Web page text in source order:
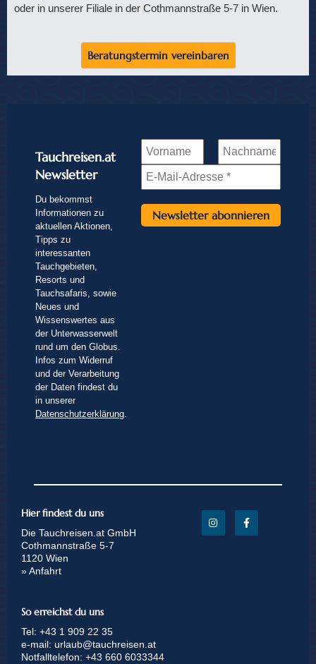
oder in unserer Filiale in der Cothmannstraße 5-7 in Wien.
Beratungstermin vereinbaren
Tauchreisen.at
Newsletter
Du bekommst
Informationen zu
aktuellen Aktionen,
Tipps zu
interessanten
Tauchgebieten,
Resorts und
Tauchsafaris, sowie
Neues und
Wissenswertes aus
der Unterwasserwelt
rund um den Globus.
Infos zum Widerruf
und der Verarbeitung
der Daten findest du
in unserer
Datenschutzerklärung
Hier findest du uns
Die Tauchreisen.at GmbH
Cothmannstraße 5-7
1120 Wien
» Anfahrt
So erreichst du uns
Tel: +43 1 909 22 35
e-mail: urlaub@tauchreisen.at
Notfalltelefon: +43 660 6033344